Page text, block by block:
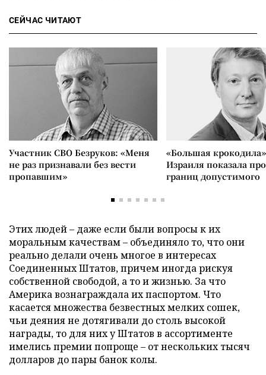
СЕЙЧАС ЧИТАЮТ
Участник СВО Безруков: «Меня
не раз признавали без вести
пропавшим»
«Большая
Израиля показала
границ допустимого
Этих людей – даже если были вопросы к их
моральным качествам – объединяло то, что они
реально делали очень многое в интересах
Соединенных Штатов, причем иногда рискуя
собственной свободой, а то и жизнью. За что
Америка вознаграждала их паспортом. Что
касается множества безвестных мелких сошек,
чьи деяния не дотягивали до столь высокой
награды, то для них у Штатов в ассортименте
имелись премии попроще – от нескольких тысяч
долларов до пары банок колы.